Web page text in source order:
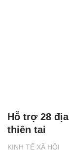
KINH TẾ XÃ HỘI
Hỗ trợ 28
thiên tai